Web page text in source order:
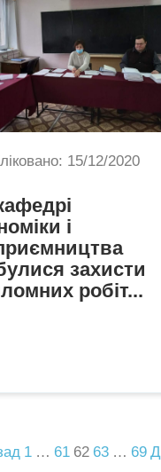
15/12/2020
і
захисти
робіт...
1 … 61 62 63 … 69